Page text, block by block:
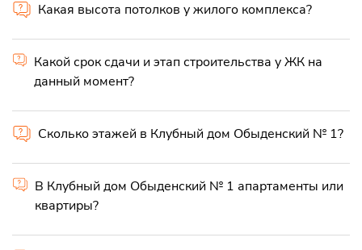
Какая высота потолков у жилого комплекса?
Какой срок сдачи и этап строительства у ЖК на
данный момент?
Сколько этажей в Клубный дом Обыденский № 1?
В Клубный дом Обыденский № 1 апартаменты или
квартиры?